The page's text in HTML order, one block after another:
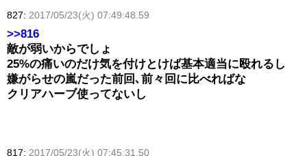
827: 2017/05/23(火) 07:49:48.59
>>816
敵が弱いからでしょ
25%の痛いのだけ気を付けとけば基本適当に殴れるし
嫌がらせの嵐だった前回､前々回に比べればな
クリアハーブ使ってないし
817: 2017/05/23(火) 07:45:31.50